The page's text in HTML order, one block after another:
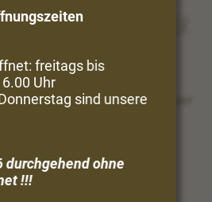
in Bergen und Natur
Perfekt!
vom Hof aus die Vinschgauer
VIELFALT
freitags bis
Uhr
sind unsere
durchgehend ohne
!!!